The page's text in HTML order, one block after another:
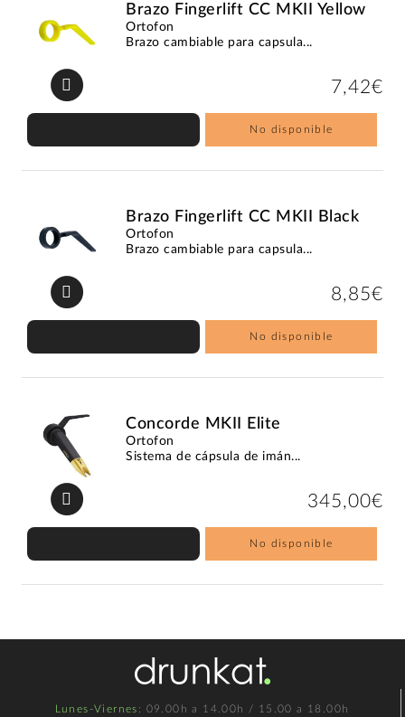
Brazo Fingerlift CC MKII Yellow
Ortofon
Brazo cambiable para capsula...
7,42€
No disponible
Brazo Fingerlift CC MKII Black
Ortofon
Brazo cambiable para capsula...
8,85€
No disponible
Concorde MKII Elite
Ortofon
Sistema de cápsula de imán...
345,00€
No disponible
Lunes-Viernes : 09.00h a 14.00h / 15.00 a 18.00h